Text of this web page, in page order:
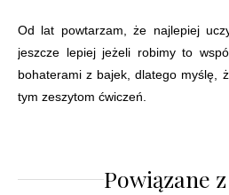
Od lat powtarzam, że najlepiej
jeszcze lepiej jeżeli robimy to
bohaterami z bajek, dlatego myślę,
tym zeszytom ćwiczeń.
Powiązane z